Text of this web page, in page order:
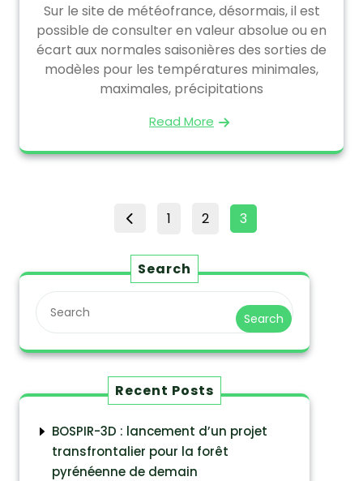
Sur le site de météofrance, désormais, il est
possible de consulter en valeur absolue ou en
écart aux normales saisonières des sorties de
modèles pour les températures minimales,
maximales, précipitations
Read More
1 2 3
Search
Search
Recent Posts
BOSPIR-3D : lancement d’un projet
transfrontalier pour la forêt
pyrénéenne de demain